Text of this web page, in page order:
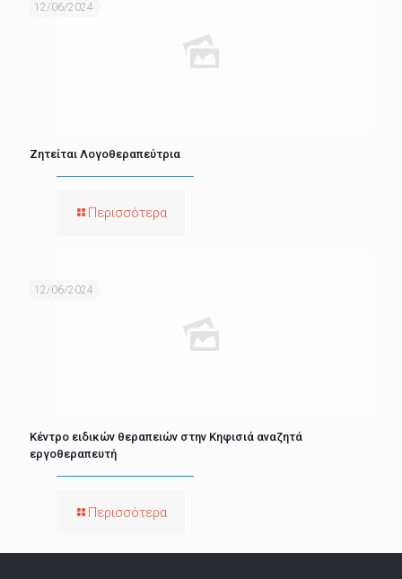
12/06/2024
Ζητείται Λογοθεραπεύτρια
Περισσότερα
12/06/2024
Κέντρο ειδικών θεραπειών στην Κηφισιά αναζητά
εργοθεραπευτή
Περισσότερα